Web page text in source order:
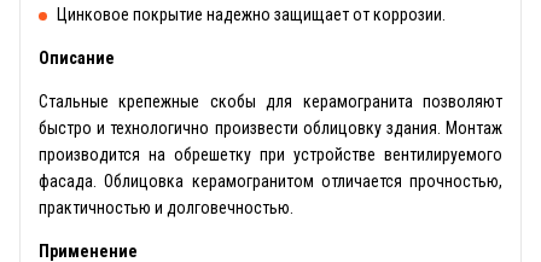
Цинковое покрытие надежно защищает от коррозии.
Описание
Стальные крепежные скобы для керамогранита позволяют
быстро и технологично произвести облицовку здания. Монтаж
производится на обрешетку при устройстве вентилируемого
фасада. Облицовка керамогранитом отличается прочностью,
практичностью и долговечностью.
Применение